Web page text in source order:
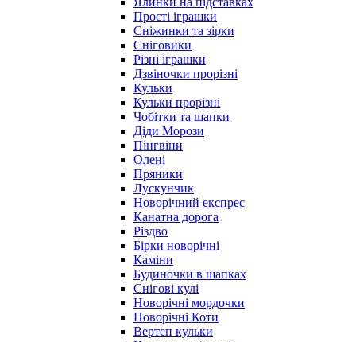
Прості іграшки
Сніжинки та зірки
Сніговики
Різні іграшки
Дзвіночки прорізні
Кульки
Кульки прорізні
Чобітки та шапки
Діди Морози
Пінгвіни
Олені
Пряники
Лускунчик
Новорічний експрес
Канатна дорога
Різдво
Бірки новорічні
Каміни
Будиночки в шапках
Снігові кулі
Новорічні мордочки
Новорічні Коти
Вертеп кульки